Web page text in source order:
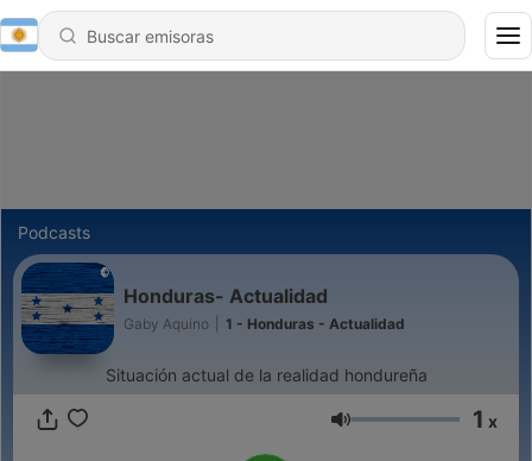
Podcasts
Honduras- Actualidad
Gaby Aquino 1 - Honduras - Actualidad
Situación actual de la realidad hondureña
Volumen 1 x